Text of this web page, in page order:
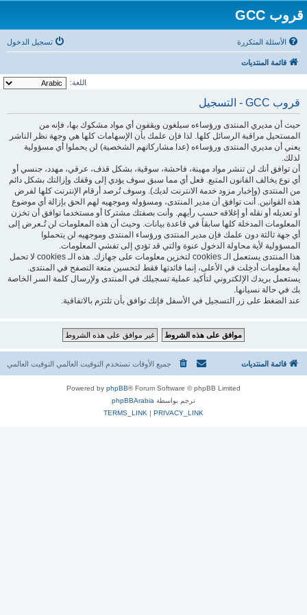
قروب GCC
الأسئلة المتكررة تسجيل الدخول
قائمة المنتديات
اللغة:
قروب GCC - التسجيل
حيث أن مديري المنتدى ورؤساءه سيلغون ويقفون أي مواد مشكوك بها، فإنه من
المستحيل مراقبة الرسائل كلها. لذا فإن علمك بأن الإسهامات كلها هي وجهة نظر الناشر
يعني أن مديري المنتدى ورؤساءه (عدا مشاركاتهم الشخصية) لن يحملوا أي مسؤولية
لذلك.
أن توافق أنك لن تنشر مواد مهينة، فاحشة، سوقية، بشكل قذف، عرقي، مهدد، جنسي أو
أي نوع يخالف القانون المتبع. فعل أي مما سبق سوف يؤدي إلى وقفك وإزالتك بشكل دائم
من المنتدى (وإخبار مزود خدمة الانترنت لديك). وسوف تُرصد أرقام الإنترنت كلها لفرض
هذه القوانين. أنت توافق أن مدير المنتدى، ومسؤوله وموجهيه لهم الحق بإزالة أي موضوع
أو تعديله أو نقله أو إغلاقه حسب رأيهم. وأنت بصفتك مشتركا أو مستخدما توافق أن تخزن
المعلومات المدخلة كلها سابقاً في قاعدة بيانات. وحيث أن هذه المعلومات لن تُـعرض إلى
أي جهة ثالثة دون علمك فإن مدير المنتدى ورؤساء المنتدى وموجهيه لن يتحملوا
المسؤولية لأية محاولة الدخول عنوة والتي قد تؤدي إلى تفشي المعلومات.
هذا المنتدى يستعمل الـ cookies لتخزين معلومات على جهازك. هذه الـ cookies لا تحمل
أية معلومات أدخِلت في الأعلى، إنما فائدتها فقط لتحسين متعة التصفح في المنتدى.
يستعمل بريدك الإلكتروني لتأكيد عملية تسجيلك في المنتدى ولإرسال كلمة السر الخاصة
بك في حالة نسيانها.
عند الضغط على زر التسجيل في الأسفل فإنك توافق بأن تلتزم بالاتفاقية.
قائمة المنتديات جميع الأوقات تستخدم التوقيت العالمي التوقيت العالمي
Powered by phpBB® Forum Software © phpBB Limited
ترجم بواسطة phpBBArabia
PRIVACY_LINK
|
TERMS_LINK